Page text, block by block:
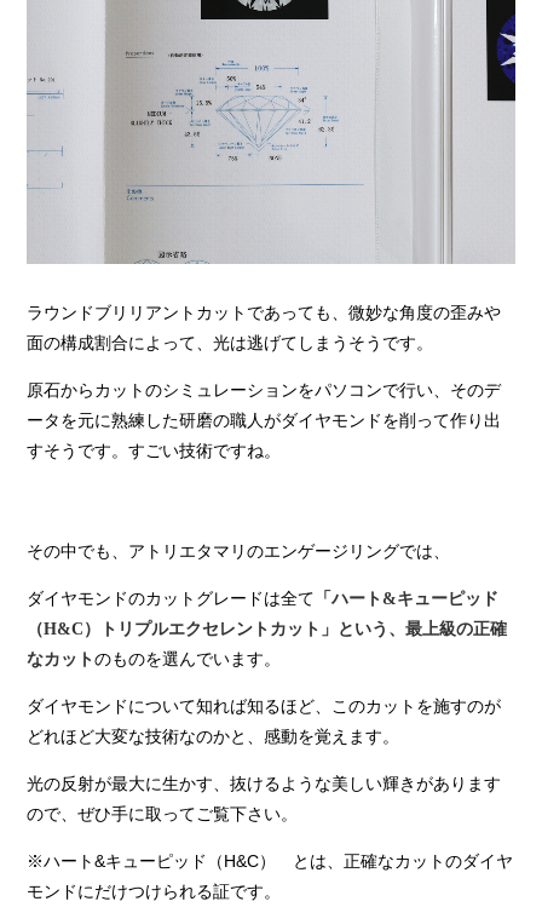
ラウンドブリリアントカットであっても、微妙な角度の歪みや
面の構成割合によって、光は逃げてしまうそうです。
原石からカットのシミュレーションをパソコンで行い、そのデ
ータを元に熟練した研磨の職人がダイヤモンドを削って作り出
すそうです。すごい技術ですね。
その中でも、アトリエタマリのエンゲージリングでは、
ダイヤモンドのカットグレードは全て 「ハート&キューピッド
（H&C）トリプルエクセレントカット」という、最上級の正確
なカットのものを選んでいます。
ダイヤモンドについて知れば知るほど、このカットを施すのが
どれほど大変な技術なのかと、感動を覚えます。
光の反射が最大に生かす、抜けるような美しい輝きがあります
ので、ぜひ手に取ってご覧下さい。
※ハート&キューピッド（H&C） とは、正確なカットのダイヤ
モンドにだけつけられる証です。